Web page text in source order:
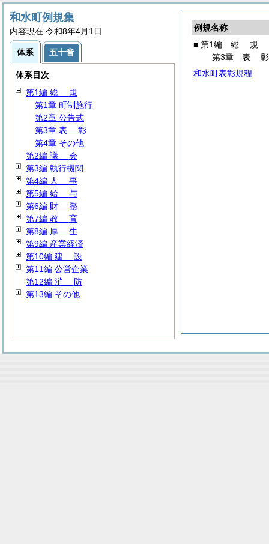
例規名称
■ 第1編 総 規
第3章 表彰
和水町表彰規程
和水町例規集
内容現在 令和8年4月1日
体系 五十音
体系目次
第1編 総 規
第1章 町制施行
第2章 公告式
第3章 表 彰
第4章 その他
第2編 議 会
第3編 執行機関
第4編 人 事
第5編 給 与
第6編 財 務
第7編 教 育
第8編 厚 生
第9編 産業経済
第10編 建 設
第11編 公営企業
第12編 消 防
第13編 その他